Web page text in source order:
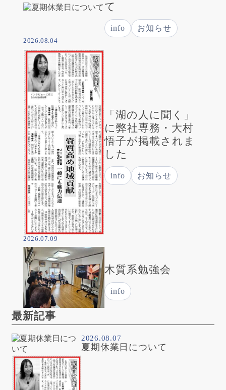
て
info お知らせ
2026.08.04
「湖の人に聞く」
に弊社専務・大村
悟子が掲載されま
した
info お知らせ
2026.07.09
木質系勉強会
info
最新記事
2026.08.07
夏期休業日について